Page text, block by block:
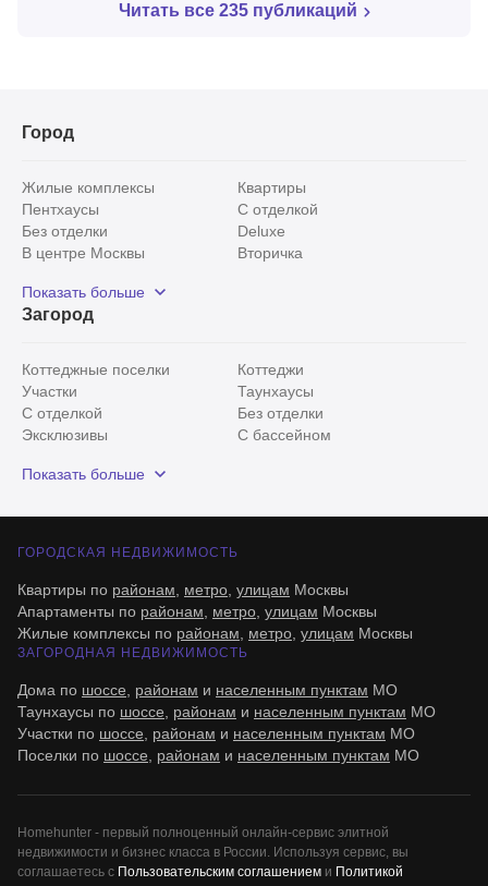
Читать все 235 публикаций
Город
Жилые комплексы
Квартиры
Пентхаусы
С отделкой
Без отделки
Deluxe
В центре Москвы
Вторичка
Рядом с парком
С панорамными окнами
Показать больше
Загород
Коттеджные поселки
Коттеджи
Участки
Таунхаусы
С отделкой
Без отделки
Эксклюзивы
С бассейном
Красногорский район
Показать больше
ГОРОДСКАЯ НЕДВИЖИМОСТЬ
Квартиры по районам, метро, улицам Москвы
Апартаменты по районам, метро, улицам Москвы
Жилые комплексы по районам, метро, улицам Москвы
ЗАГОРОДНАЯ НЕДВИЖИМОСТЬ
Дома по шоссе, районам и населенным пунктам МО
Таунхаусы по шоссе, районам и населенным пунктам МО
Участки по шоссе, районам и населенным пунктам МО
Поселки по шоссе, районам и населенным пунктам МО
Homehunter - первый полноценный онлайн-сервис элитной
недвижимости и бизнес класса в России. Используя сервис, вы
соглашаетесь с Пользовательским соглашением и Политикой
Сегодня